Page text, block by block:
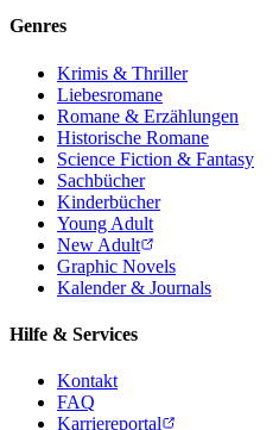
Genres
Krimis & Thriller
Liebesromane
Romane & Erzählungen
Historische Romane
Science Fiction & Fantasy
Sachbücher
Kinderbücher
Young Adult
New Adult
Graphic Novels
Kalender & Journals
Hilfe & Services
Kontakt
FAQ
Karriereportal